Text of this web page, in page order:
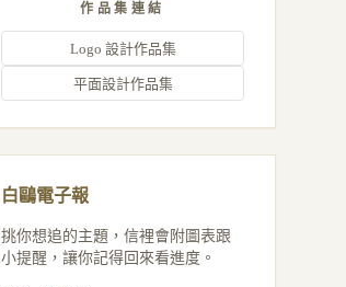
作品集連結
Logo 設計作品集
平面設計作品集
白鷗電子報
挑你想追的主題，信裡會附圖表跟
小提醒，讓你記得回來看進度。